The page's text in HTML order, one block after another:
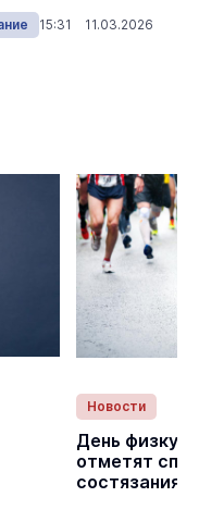
15:31 11.03.2026
Новости
День
отметят